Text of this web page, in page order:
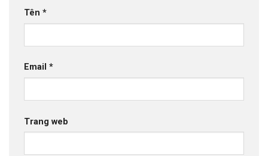
Tên *
Email *
Trang web